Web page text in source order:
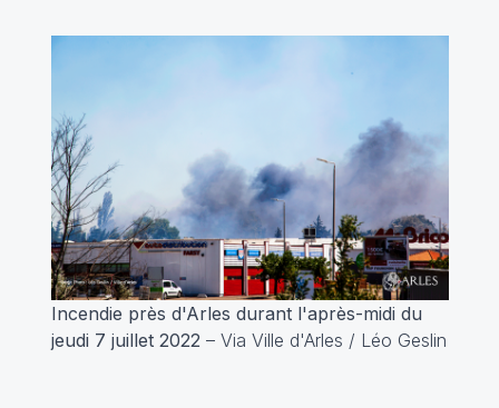
Incendie près d'Arles durant l'après-midi du
jeudi 7 juillet 2022 – Via Ville d'Arles / Léo Geslin